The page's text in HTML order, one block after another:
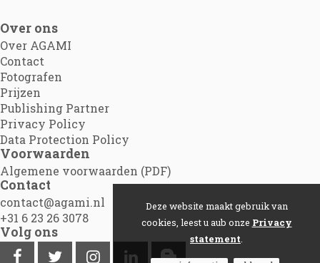
Over ons
Over AGAMI
Contact
Fotografen
Prijzen
Publishing Partner
Privacy Policy
Data Protection Policy
Voorwaarden
Algemene voorwaarden (PDF)
Contact
contact@agami.nl
+31 6 23 26 3078
Volg ons
Deze website maakt gebruik van
cookies, leest u aub onze Privacy
statement